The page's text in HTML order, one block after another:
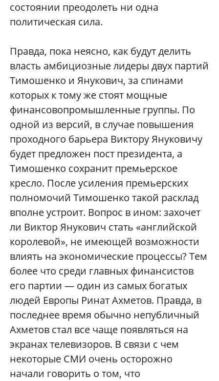
состоянии преодолеть ни одна
политическая сила.
Правда, пока неясно, как будут делить
власть амбициозные лидеры двух партий
Тимошенко и Янукович, за спинами
которых к тому же стоят мощные
финансовопромышленные группы. По
одной из версий, в случае повышения
проходного барьера Виктору Януковичу
будет предложен пост президента, а
Тимошенко сохранит премьерское
кресло. После усиления премьерских
полномочий Тимошенко такой расклад
вполне устроит. Вопрос в ином: захочет
ли Виктор Янукович стать «английской
королевой», не имеющей возможности
влиять на экономические процессы? Тем
более что среди главных финансистов
его партии — один из самых богатых
людей Европы Ринат Ахметов. Правда, в
последнее время обычно непубличный
Ахметов стал все чаще появляться на
экранах телевизоров. В связи с чем
некоторые СМИ очень осторожно
начали говорить о том, что